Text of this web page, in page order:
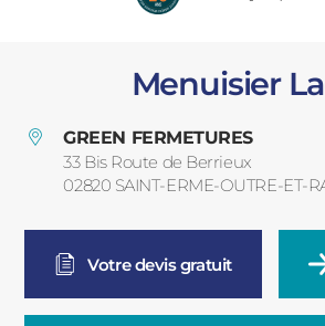
Menuisier
GREEN FERMETURES
33 Bis Route de Berrieux
02820 SAINT-ERME-OUTRE-ET-
Votre devis gratuit
PVC
CARPORTS
CLÔTURES